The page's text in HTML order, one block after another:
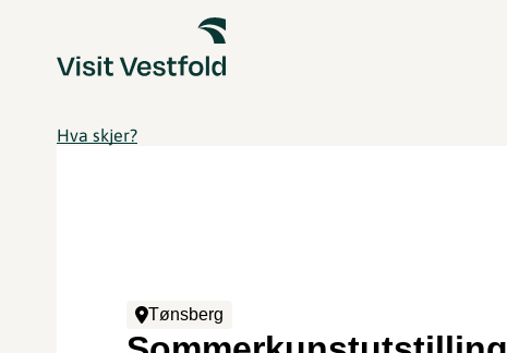
Hva skjer?
Tønsberg